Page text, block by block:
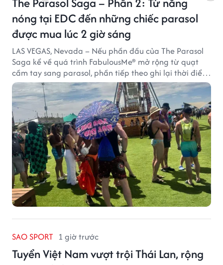
nóng tại EDC đến những chiếc parasol
được mua lúc 2 giờ sáng
LAS VEGAS, Nevada – Nếu phần đầu của The Parasol
Saga kể về quá trình FabulousMe® mở rộng từ quạt
cầm tay sang parasol, phần tiếp theo ghi lại thời điểm
sản phẩm được thị trường đón nhận và dần vượt khỏi
công năng che nắng thông thường.
SAO SPORT 1 giờ trước
Tuyển Việt Nam vượt trội Thái Lan, rộng